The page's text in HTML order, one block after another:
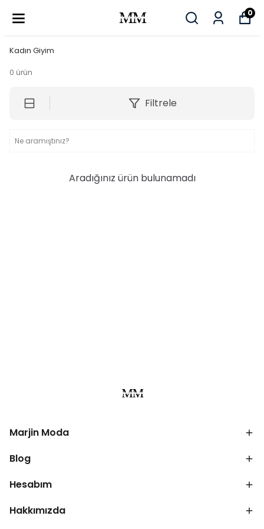
0
Kadın Giyim
0 ürün
Filtrele
Aradığınız ürün bulunamadı
Marjin Moda
Blog
Hesabım
Hakkımızda